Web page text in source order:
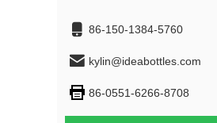
86-150-1384-5760
kylin@ideabottles.com
86-0551-6266-8708